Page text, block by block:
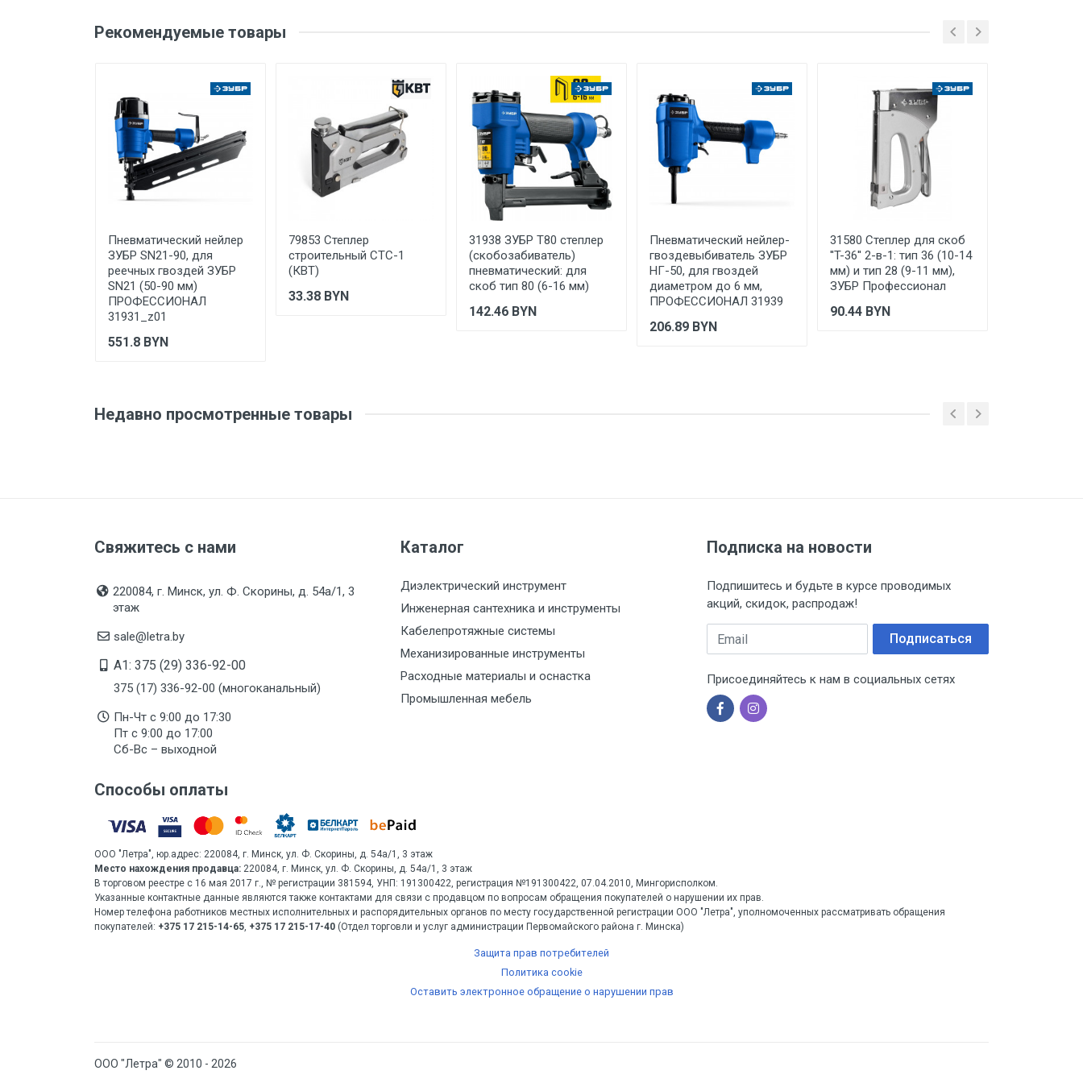
плоские
плайер
Тип товара
скобы для степлера
Материал
закаленная оцинкованная проволока
1 упаковка весит 0,074 килограмма.
Производитель и место
нахождения
KRAFTOOL I/E GmbH Германия, Otto-Lilienthal-Str. 25, 71034 Boblingen
Страна производства
Ваше сообщение
Отправить отзыв
Рекомендуемые товары
Пневматический нейлер
ЗУБР SN21-90, для
реечных гвоздей ЗУБР
SN21 (50-90 мм)
ПРОФЕССИОНАЛ
31931_z01
551.8 BYN
79853 Степлер
строительный СТС-1
(КВТ)
33.38 BYN
31938 ЗУБР Т80 степлер
(скобозабиватель)
пневматический: для
скоб тип 80 (6-16 мм)
142.46 BYN
Пневматический нейлер-
гвоздевыбиватель ЗУБР
НГ-50, для гвоздей
диаметром до 6 мм,
ПРОФЕССИОНАЛ 31939
206.89 BYN
31580 Степлер для скоб
''T-36'' 2-в-1: тип 36 (10-14
мм) и тип 28 (9-11 мм),
ЗУБР Профессионал
90.44 BYN
Недавно просмотренные товары
Свяжитесь с нами
220084, г. Минск, ул. Ф. Скорины, д. 54а/1, 3
этаж
sale@letra.by
A1: 375 (29) 336-92-00
375 (17) 336-92-00 (многоканальный)
Пн-Чт с 9:00 до 17:30
Пт с 9:00 до 17:00
Сб-Вс – выходной
Каталог
Диэлектрический инструмент
Инженерная сантехника и инструменты
Кабелепротяжные системы
Механизированные инструменты
Расходные материалы и оснастка
Промышленная мебель
Подписка на новости
Подпишитесь и будьте в курсе проводимых
акций, скидок, распродаж!
Email Подписаться
Присоединяйтесь к нам в социальных сетях
Способы оплаты
ООО "Летра", юр.адрес: 220084, г. Минск, ул. Ф. Скорины, д. 54а/1, 3 этаж
Место нахождения продавца: 220084, г. Минск, ул. Ф. Скорины, д. 54а/1, 3 этаж
В торговом реестре с 16 мая 2017 г., № регистрации 381594, УНП: 191300422, регистрация №191300422, 07.04.2010, Мингорисполком.
Указанные контактные данные являются также контактами для связи с продавцом по вопросам обращения покупателей о нарушении их прав.
Номер телефона работников местных исполнительных и распорядительных органов по месту государственной регистрации ООО "Летра", уполномоченных рассматривать обращения
покупателей: +375 17 215-14-65 +375 17 215-17-40 (Отдел торговли и услуг администрации Первомайского района г. Минска)
Защита прав потребителей
Политика cookie
Оставить электронное обращение о нарушении прав
ООО "Летра" © 2010 - 2026